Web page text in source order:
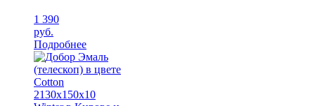
1 390
руб.
Подробнее